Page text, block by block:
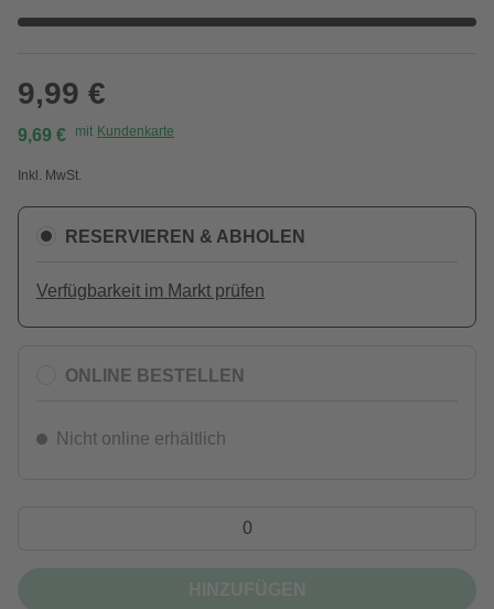
9,99 €
9,69 € mit Kundenkarte
Inkl. MwSt.
RESERVIEREN & ABHOLEN
Verfügbarkeit im Markt prüfen
ONLINE BESTELLEN
Nicht online erhältlich